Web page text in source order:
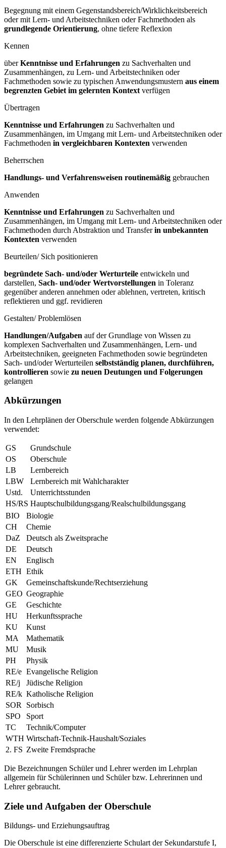
Begegnung mit einem Gegenstandsbereich/Wirklichkeitsbereich
oder mit Lern- und Arbeitstechniken oder Fachmethoden als
grundlegende Orientierung, ohne tiefere Reflexion
Kennen
überKenntnisse und Erfahrungen zu Sachverhalten und
Zusammenhängen, zu Lern- und Arbeitstechniken oder
Fachmethoden sowie zu typischen Anwendungsmustern aus einem
begrenzten Gebiet im gelernten Kontext verfügen
Übertragen
Kenntnisse und Erfahrungen zu Sachverhalten und
Zusammenhängen, im Umgang mit Lern- und Arbeitstechniken oder
Fachmethoden in vergleichbaren Kontexten verwenden
Beherrschen
Handlungs- und Verfahrensweisen routinemäßig gebrauchen
Anwenden
Kenntnisse und Erfahrungen zu Sachverhalten und
Zusammenhängen, im Umgang mit Lern- und Arbeitstechniken oder
Fachmethoden durch Abstraktion und Transferin unbekannten
Kontexten verwenden
Beurteilen/ Sich positionieren
begründete Sach- und/oder Werturteile entwickeln und
darstellen, Sach- und/oder Wertvorstellungen in Toleranz
gegenüber anderen annehmen oder ablehnen, vertreten, kritisch
reflektieren und ggf. revidieren
Gestalten/ Problemlösen
Handlungen/Aufgaben auf der Grundlage von Wissen zu
komplexen Sachverhalten und Zusammenhängen, Lern- und
Arbeitstechniken, geeigneten Fachmethoden sowie begründeten
Sach- und/oder Werturteilen selbstständig planen, durchführen,
kontrollieren sowie zu neuen Deutungen und Folgerungen
gelangen
Abkürzungen
In den Lehrplänen der Oberschule werden folgende Abkürzungen
verwendet:
GS
Grundschule
OS
Oberschule
LB
Lernbereich
LBW
Lernbereich mit Wahlcharakter
Ustd.
Unterrichtsstunden
HS/RS Hauptschulbildungsgang/Realschulbildungsgang
BIO
Biologie
CH
Chemie
DaZ
Deutsch als Zweitsprache
DE
Deutsch
EN
Englisch
ETH Ethik
GK
Gemeinschaftskunde/Rechtserziehung
GEO Geographie
GE
Geschichte
HU
Herkunftssprache
KU
Kunst
MA
Mathematik
MU
Musik
PH
Physik
RE/e Evangelische Religion
RE/j
Jüdische Religion
RE/k Katholische Religion
SOR
Sorbisch
SPO
Sport
TC
Technik/Computer
WTH Wirtschaft-Technik-Haushalt/Soziales
2. FS Zweite Fremdsprache
Die Bezeichnungen Schüler und Lehrer werden im Lehrplan
allgemein für Schülerinnen und Schüler bzw. Lehrerinnen und
Lehrer gebraucht.
Ziele und Aufgaben der Oberschule
Bildungs- und Erziehungsauftrag
Die Oberschule ist eine differenzierte Schulart der Sekundarstufe I,